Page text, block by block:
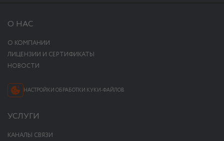
О НАС
О КОМПАНИИ
ЛИЦЕНЗИИ И СЕРТИФИКАТЫ
НОВОСТИ
НАСТРОЙКИ ОБРАБОТКИ КУКИ-ФАЙЛОВ
УСЛУГИ
КАНАЛЫ СВЯЗИ